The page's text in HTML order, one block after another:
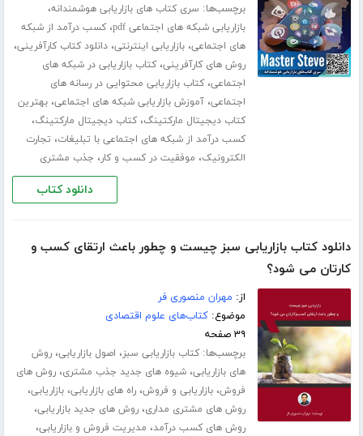
برچسب‌ها: سری کتاب های بازاریابی هوشمندانه،
بازاریابی شبکه های اجتماعی pdf ،کسب درآمد از شبکه
های اجتماعی،بازاریابی اینترنتی،دانلود کتاب کارآفرینی،
روش های کارآفرینی،کتاب بازاریابی در شبکه های
اجتماعی،کتاب بازاریابی محتوایی در رسانه های
اجتماعی،آموزش بازاریابی شبکه های اجتماعی،بهترین
کتاب دیجیتال مارکتینگ،کتاب دیجیتال مارکتینگ،
کسب درآمد از شبکه های اجتماعی با تبلیغات، تجارت
الکترونیک، موفقیت در کسب و کار، جذب مشتری
دانلود کتاب
دانلود کتاب بازاریابی سبز چیست و چطور باعث ارتقای کسب و‌
کارتان می شود؟
از: مهران منصوری فر
موضوع:کتاب‌های علوم اقتصادی
۳۹ صفحه
برچسب‌ها:کتاب بازاریابی سبز، اصول بازاریابی،روش
های بازاریابی،شیوه های جدید جذب مشتری،روش های
فروش،بازاریابی و فروش،راه های بازاریابی،بازاریابی،
روش های مشتری مداری،روش های جدید بازاریابی،
روش های کسب درآمد، مدیریت فروش و بازاریابی،